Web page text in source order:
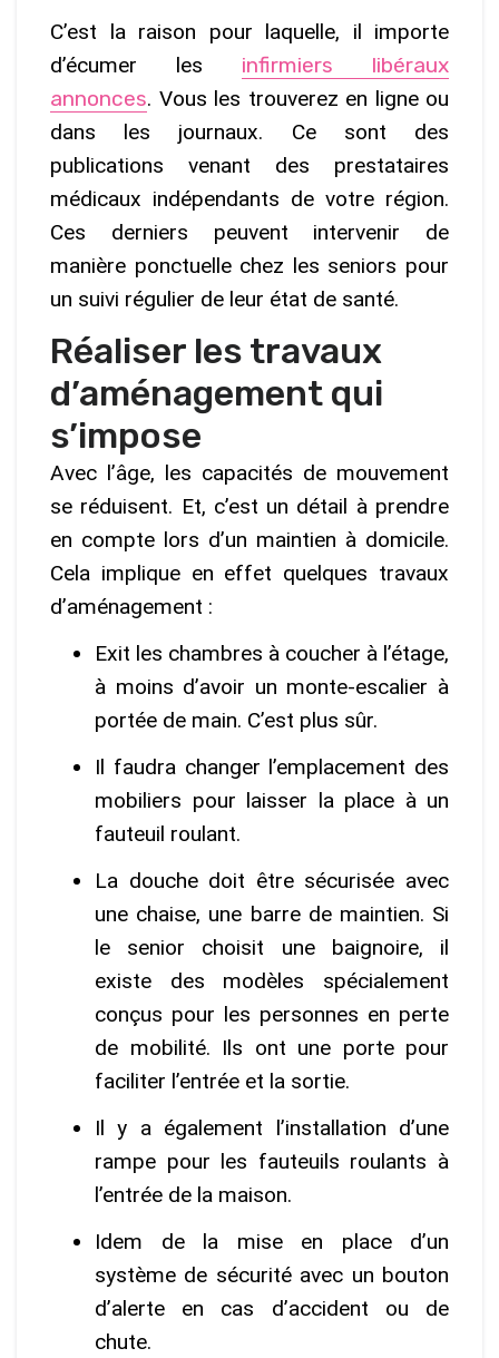
C’est la raison pour laquelle, il importe
d’écumer les infirmiers libéraux
annonces. Vous les trouverez en ligne ou
dans les journaux. Ce sont des
publications venant des prestataires
médicaux indépendants de votre région.
Ces derniers peuvent intervenir de
manière ponctuelle chez les seniors pour
un suivi régulier de leur état de santé.
Réaliser les travaux
d’aménagement qui
s’impose
Avec l’âge, les capacités de mouvement
se réduisent. Et, c’est un détail à prendre
en compte lors d’un maintien à domicile.
Cela implique en effet quelques travaux
d’aménagement :
Exit les chambres à coucher à l’étage,
à moins d’avoir un monte-escalier à
portée de main. C’est plus sûr.
Il faudra changer l’emplacement des
mobiliers pour laisser la place à un
fauteuil roulant.
La douche doit être sécurisée avec
une chaise, une barre de maintien. Si
le senior choisit une baignoire, il
existe des modèles spécialement
conçus pour les personnes en perte
de mobilité. Ils ont une porte pour
faciliter l’entrée et la sortie.
Il y a également l’installation d’une
rampe pour les fauteuils roulants à
l’entrée de la maison.
Idem de la mise en place d’un
système de sécurité avec un bouton
d’alerte en cas d’accident ou de
chute.